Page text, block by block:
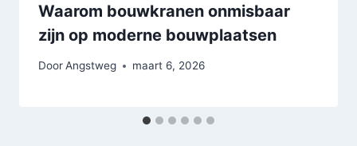
Waarom bouwkranen onmisbaar
zijn op moderne bouwplaatsen
DoorAngstweg maart 6, 2026